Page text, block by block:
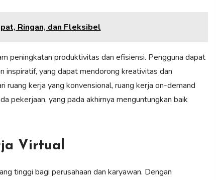
Ringan, dan Fleksibel
peningkatan produktivitas dan efisiensi. Pengguna dapat
inspiratif, yang dapat mendorong kreativitas dan
ruang kerja yang konvensional, ruang kerja on-demand
pekerjaan, yang pada akhirnya menguntungkan baik
Virtual
tinggi bagi perusahaan dan karyawan. Dengan